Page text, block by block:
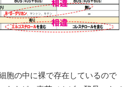
胞の中に裸で存在しているので